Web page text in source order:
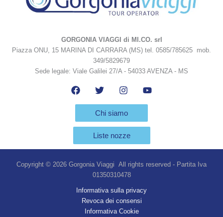
GORGONIA VIAGGI di MI.CO. srl
Piazza ONU, 15 MARINA DI CARRARA (MS) tel. 0585/785625 mob.
349/5829679
Sede legale: Viale Galilei 27/A - 54033 AVENZA - MS
Chi siamo
Liste nozze
Copyright © 2026 Gorgonia Viaggi All rights reserved - Partita Iva
01350310478
Informativa sulla privacy
Revoca dei consensi
Informativa Cookie